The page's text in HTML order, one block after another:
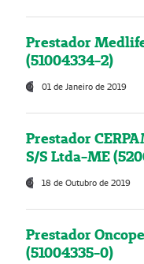
Prestador
(51004334-2)
01 de Janeiro de 2019
Prestador
S/S Ltda-ME
18 de Outubro de 2019
Prestador
(51004335-0)